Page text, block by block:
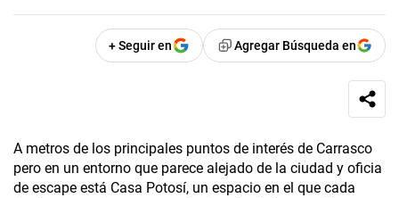
+ Seguir en Agregar Búsqueda en
A metros de los principales puntos de interés de Carrasco
pero en un entorno que parece alejado de la ciudad y oficia
de escape está Casa Potosí, un espacio en el que cada